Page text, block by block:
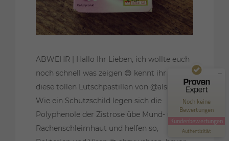
ABWEHR | Hallo Ihr Lieben, ich wollte euch
noch schnell was zeigen 😊 kennt ihr schon
diese tollen Lutschpastillen von @alsiroyal ?
Wie ein Schutzschild legen sich die
Polyphenole der Zistrose übe Mund- und
Rachenschleimhaut und helfen so,
Noch keine
Bewertungen
Kundenbewertungen
Authentizität
HappyMinded | Stress- & Ernährungscoaching
MANGELHAFT
0,00 / 5,00
Erfahren Sie mehr über dieses Bewertungssiegel
1.1.1970
Profil ansehen